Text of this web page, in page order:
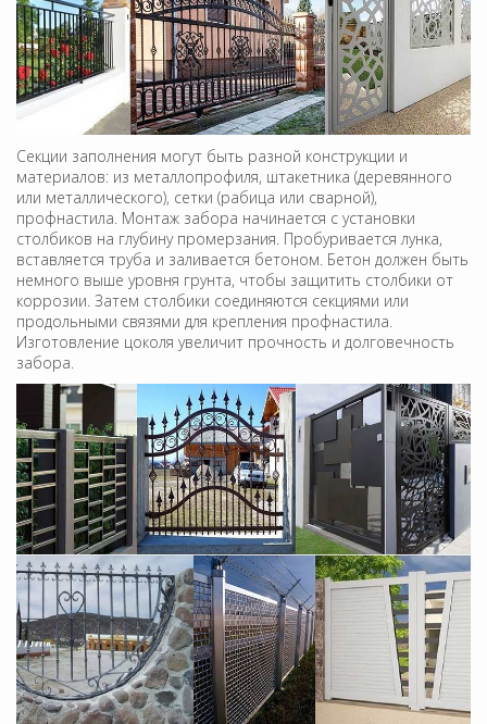
Секции заполнения могут быть разной конструкции и
материалов: из металлопрофиля, штакетника (деревянного
или металлического), сетки (рабица или сварной),
профнастила. Монтаж забора начинается с установки
столбиков на глубину промерзания. Пробуривается лунка,
вставляется труба и заливается бетоном. Бетон должен быть
немного выше уровня грунта, чтобы защитить столбики от
коррозии. Затем столбики соединяются секциями или
продольными связями для крепления профнастила.
Изготовление цоколя увеличит прочность и долговечность
забора.